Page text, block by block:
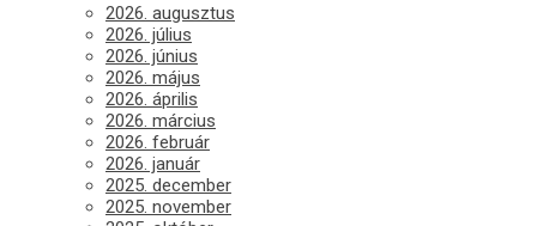
2026. augusztus
2026. július
2026. június
2026. május
2026. április
2026. március
2026. február
2026. január
2025. december
2025. november